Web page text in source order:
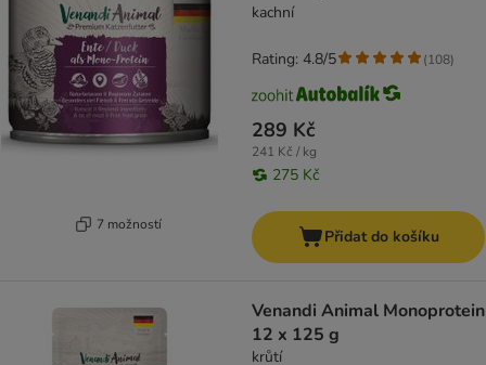
7 možností
kachní
289 Kč
241 Kč / kg
275 Kč
Rating: 4.8/5 (108)
Přidat do košíku
Venandi Animal Monoprotein
12 x 125 g
krůtí